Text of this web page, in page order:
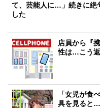
て、芸能人に…」続きに絶
した
店員から『
性は…こう
「女児が食
具を見ると